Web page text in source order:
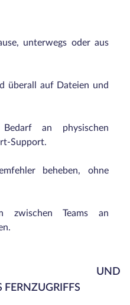
unterwegs oder aus
überall auf Dateien und
an physischen
Support.
beheben, ohne
zwischen Teams an
UND